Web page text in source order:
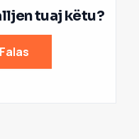
tuaj këtu?